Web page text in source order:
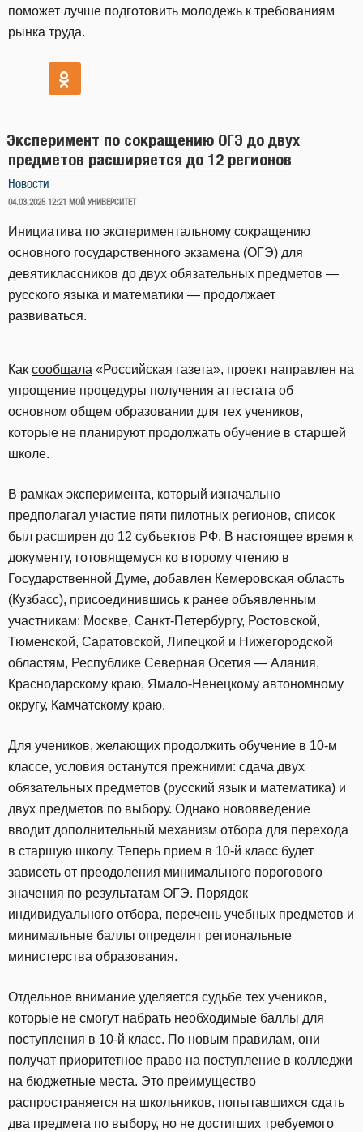
поможет лучше подготовить молодежь к требованиям
рынка труда.
Эксперимент по сокращению ОГЭ до двух
предметов расширяется до 12 регионов
Новости
ОПУБЛИКОВАНО
04.03.2025 12:21 МОЙ УНИВЕРСИТЕТ
Инициатива по экспериментальному сокращению
основного государственного экзамена (ОГЭ) для
девятиклассников до двух обязательных предметов —
русского языка и математики — продолжает
развиваться.
Как сообщала «Российская газета», проект направлен на
упрощение процедуры получения аттестата об
основном общем образовании для тех учеников,
которые не планируют продолжать обучение в старшей
школе.
В рамках эксперимента, который изначально
предполагал участие пяти пилотных регионов, список
был расширен до 12 субъектов РФ. В настоящее время к
документу, готовящемуся ко второму чтению в
Государственной Думе, добавлен Кемеровская область
(Кузбасс), присоединившись к ранее объявленным
участникам: Москве, Санкт-Петербургу, Ростовской,
Тюменской, Саратовской, Липецкой и Нижегородской
областям, Республике Северная Осетия — Алания,
Краснодарскому краю, Ямало-Ненецкому автономному
округу, Камчатскому краю.
Для учеников, желающих продолжить обучение в 10-м
классе, условия останутся прежними: сдача двух
обязательных предметов (русский язык и математика) и
двух предметов по выбору. Однако нововведение
вводит дополнительный механизм отбора для перехода
в старшую школу. Теперь прием в 10-й класс будет
зависеть от преодоления минимального порогового
значения по результатам ОГЭ. Порядок
индивидуального отбора, перечень учебных предметов и
минимальные баллы определят региональные
министерства образования.
Отдельное внимание уделяется судьбе тех учеников,
которые не смогут набрать необходимые баллы для
поступления в 10-й класс. По новым правилам, они
получат приоритетное право на поступление в колледжи
на бюджетные места. Это преимущество
распространяется на школьников, попытавшихся сдать
два предмета по выбору, но не достигших требуемого